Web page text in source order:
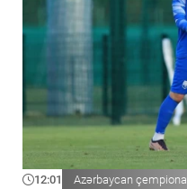
12:01 Azərbaycan